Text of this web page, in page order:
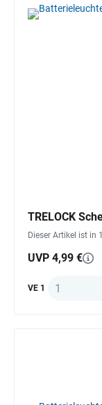
TRELOCK
Dieser Artikel ist in
UVP 4,99 €
VE 1 Anzahl